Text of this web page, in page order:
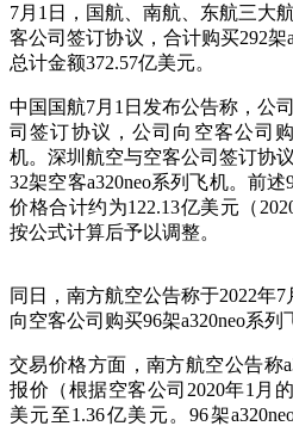
7月1日，国航、南航、东航三大
客公司签订协议，合计购买292架
总计金额372.57亿美元。
中国国航7月1日发布公告称，公
司签订协议，公司向空客公司
机。深圳航空与空客公司签订协
32架空客a320neo系列飞机。前
价格合计约为122.13亿美元（
按公式计算后予以调整。
同日，南方航空公告称于2022年7
向空客公司购买96架a320neo系列
交易价格方面，南方航空公告称
报价（根据空客公司2020年1月
美元至1.36亿美元。96架